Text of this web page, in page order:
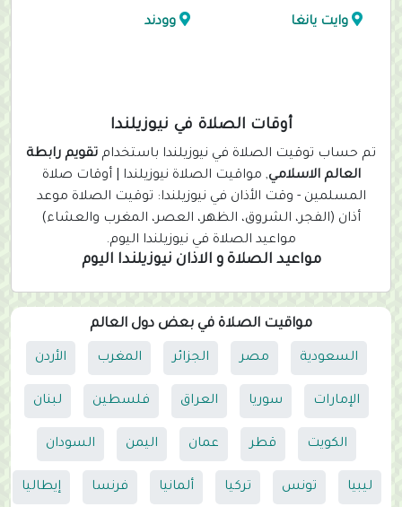
وايت يانغا وودند
أوقات الصلاة في نيوزيلندا
تم حساب توقيت الصلاة في نيوزيلندا باستخدام تقويم رابطة
العالم الاسلامي, مواقيت الصلاة نيوزيلندا | أوقات صلاة
المسلمين - وقت الأذان في نيوزيلندا: توقيت الصلاة موعد
أذان (الفجر، الشروق، الظهر، العصر، المغرب والعشاء)
مواعيد الصلاة في نيوزيلندا اليوم.
مواعيد الصلاة و الاذان نيوزيلندا اليوم
مواقيت الصلاة في بعض دول العالم
السعودية مصر الجزائر المغرب الأردن
الإمارات سوريا العراق فلسطين لبنان
الكويت قطر عمان اليمن السودان
ليبيا تونس تركيا ألمانيا فرنسا إيطاليا